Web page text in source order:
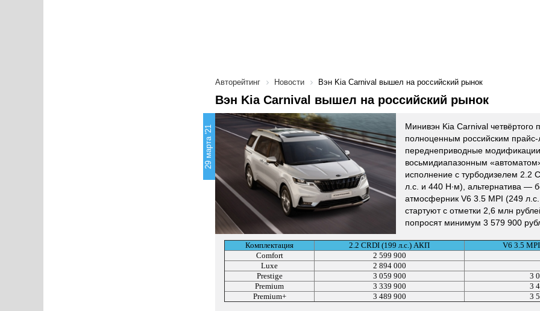
Авторейтинг Новости Вэн Kia Carnival вышел на российский рынок
Вэн Kia Carnival вышел на российский рынок
29 марта '21
Минивэн Kia Carnival четвёртого
полноценным российским
переднеприводные
восьмидиапазонным
исполнение с турбодизелем 2.2
л.с. и 440 Н·м), альтернатива —
атмосферник V6 3.5 MPI (249
стартуют с отметки 2,6 млн
попросят минимум 3 579 900
Комплектация 2.2 CRDI (199 л.с.) АКП
V6 3.5
Comfort
2 599 900
Luxe
2 894 000
Prestige
3 059 900
3
Premium
3 339 900
3
Premium+
3 489 900 3